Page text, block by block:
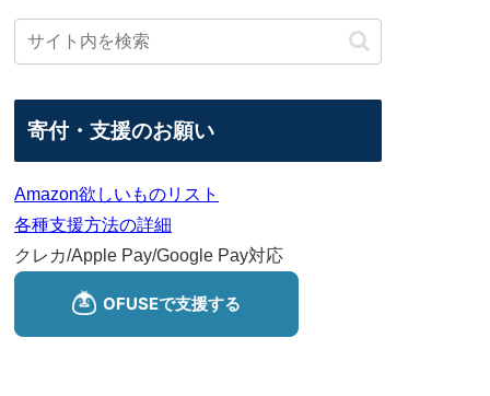
寄付・支援のお願い
Amazon欲しいものリスト
各種支援方法の詳細
クレカ/Apple Pay/Google Pay対応